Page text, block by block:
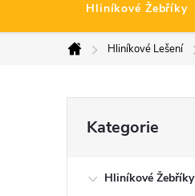
Hliníkové Žebříky
Domů
Hliníkové Lešení
kategorie
Kategorie
Hliníkové Žebříky